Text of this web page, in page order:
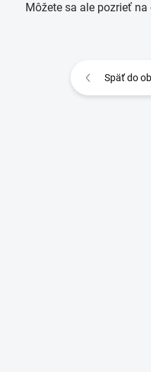
Môžete sa ale pozrieť
Späť do